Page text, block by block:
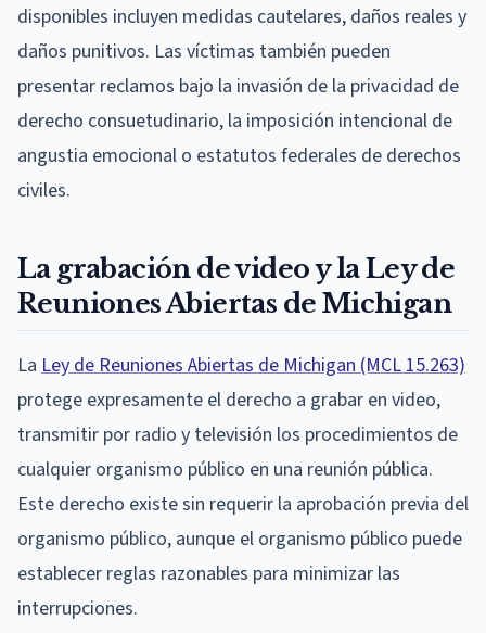
disponibles incluyen medidas cautelares, daños reales y
daños punitivos. Las víctimas también pueden
presentar reclamos bajo la invasión de la privacidad de
derecho consuetudinario, la imposición intencional de
angustia emocional o estatutos federales de derechos
civiles.
La grabación de video y la Ley de
Reuniones Abiertas de Michigan
La Ley de Reuniones Abiertas de Michigan (MCL 15.263)
protege expresamente el derecho a grabar en video,
transmitir por radio y televisión los procedimientos de
cualquier organismo público en una reunión pública.
Este derecho existe sin requerir la aprobación previa del
organismo público, aunque el organismo público puede
establecer reglas razonables para minimizar las
interrupciones.